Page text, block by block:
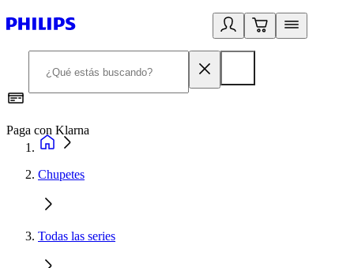
Paga con Klarna
Chupetes
Todas las series